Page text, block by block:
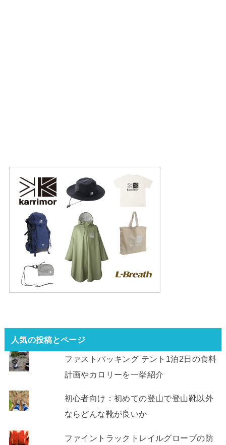
人気の投稿とページ
ファストパッキング テント1泊2日の食料
計画やカロリーを一挙紹介
初心者向け：初めての登山で登山靴以外
ならどんな靴が良いか
ファイントラックトレイルグローブの防